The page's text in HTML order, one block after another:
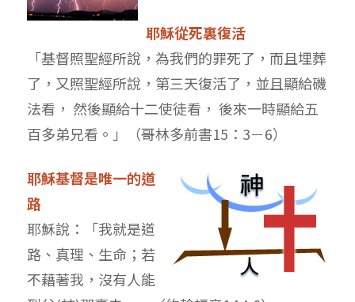
耶穌從死裏復活
「基督照聖經所說，為我們的罪死了，而且埋葬
了，又照聖經所說，第三天復活了，並且顯給磯
法看， 然後顯給十二使徒看， 後來一時顯給五
百多弟兄看。」（哥林多前書15：3－6）
耶穌基督是唯一的道
路
耶穌說：「我就是道
路、真理、生命；若
不藉著我，沒有人能